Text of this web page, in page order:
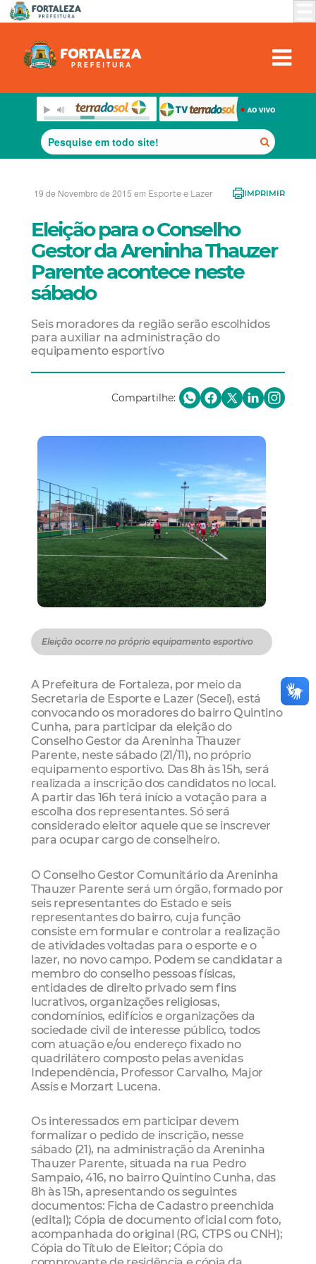
19 de Novembro de 2015 em Esporte e Lazer IMPRIMIR
Eleição para o Conselho
Gestor da Areninha Thauzer
Parente acontece neste
sábado
Seis moradores da região serão escolhidos
para auxiliar na administração do
equipamento esportivo
Compartilhe:
Eleição ocorre no próprio equipamento esportivo
A Prefeitura de Fortaleza, por meio da
Secretaria de Esporte e Lazer (Secel), está
convocando os moradores do bairro Quintino
Cunha, para participar da eleição do
Conselho Gestor da Areninha Thauzer
Parente, neste sábado (21/11), no próprio
equipamento esportivo. Das 8h às 15h, será
realizada a inscrição dos candidatos no local.
A partir das 16h terá início a votação para a
escolha dos representantes. Só será
considerado eleitor aquele que se inscrever
para ocupar cargo de conselheiro.
O Conselho Gestor Comunitário da Areninha
Thauzer Parente será um órgão, formado por
seis representantes do Estado e seis
representantes do bairro, cuja função
consiste em formular e controlar a realização
de atividades voltadas para o esporte e o
lazer, no novo campo. Podem se candidatar a
membro do conselho pessoas físicas,
entidades de direito privado sem fins
lucrativos, organizações religiosas,
condomínios, edifícios e organizações da
sociedade civil de interesse público, todos
com atuação e/ou endereço fixado no
quadrilátero composto pelas avenidas
Independência, Professor Carvalho, Major
Assis e Morzart Lucena.
Os interessados em participar devem
formalizar o pedido de inscrição, nesse
sábado (21), na administração da Areninha
Thauzer Parente, situada na rua Pedro
Sampaio, 416, no bairro Quintino Cunha, das
8h às 15h, apresentando os seguintes
documentos: Ficha de Cadastro preenchida
(edital); Cópia de documento oficial com foto,
acompanhada do original (RG, CTPS ou CNH);
Cópia do Título de Eleitor; Cópia do